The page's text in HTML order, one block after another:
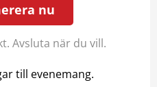
nu
Avsluta när du vill.
till evenemang.